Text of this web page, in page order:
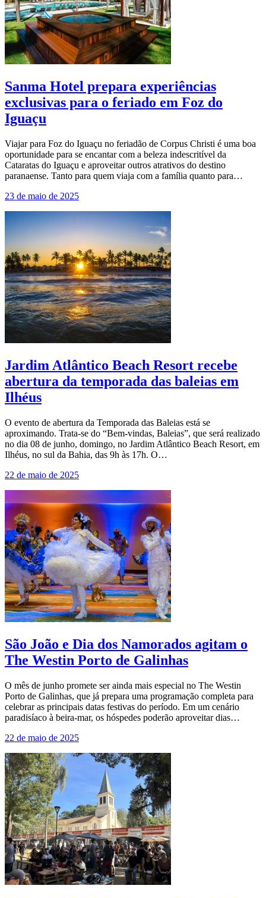
Sanma Hotel prepara experiências
exclusivas para o feriado em Foz do
Iguaçu
Viajar para Foz do Iguaçu no feriadão de Corpus Christi é uma boa
oportunidade para se encantar com a beleza indescritível da
Cataratas do Iguaçu e aproveitar outros atrativos do destino
paranaense. Tanto para quem viaja com a família quanto para…
23 de maio de 2025
Jardim Atlântico Beach Resort recebe
abertura da temporada das baleias em
Ilhéus
O evento de abertura da Temporada das Baleias está se
aproximando. Trata-se do “Bem-vindas, Baleias”, que será realizado
no dia 08 de junho, domingo, no Jardim Atlântico Beach Resort, em
Ilhéus, no sul da Bahia, das 9h às 17h. O…
22 de maio de 2025
São João e Dia dos Namorados agitam o
The Westin Porto de Galinhas
O mês de junho promete ser ainda mais especial no The Westin
Porto de Galinhas, que já prepara uma programação completa para
celebrar as principais datas festivas do período. Em um cenário
paradisíaco à beira-mar, os hóspedes poderão aproveitar dias…
22 de maio de 2025